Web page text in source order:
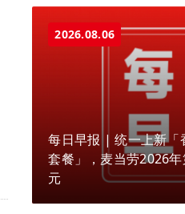
2026.08.06
每日早报 | 统一上新「
套餐」，麦当劳2026
元